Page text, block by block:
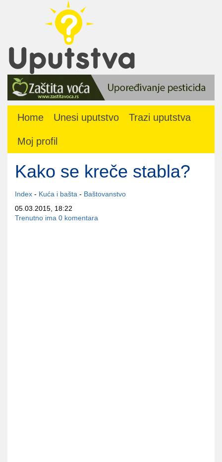
Home Unesi uputstvo Trazi uputstva
Moj profil
Kako se kreče stabla?
Index - Kuća i bašta - Baštovanstvo
05.03.2015, 18:22
Trenutno ima 0 komentara